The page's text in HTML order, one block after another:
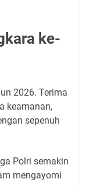
ke-
2026. Terima
keamanan,
sepenuh
Polri semakin
mengayomi